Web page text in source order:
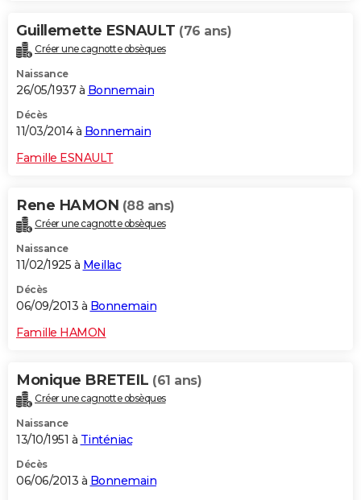
Guillemette ESNAULT (76 ans)
Créer une cagnotte obsèques
Naissance
26/05/1937 à Bonnemain
Décès
11/03/2014 à Bonnemain
Famille ESNAULT
Rene HAMON (88 ans)
Créer une cagnotte obsèques
Naissance
11/02/1925 à Meillac
Décès
06/09/2013 à Bonnemain
Famille HAMON
Monique BRETEIL (61 ans)
Créer une cagnotte obsèques
Naissance
13/10/1951 à Tinténiac
Décès
06/06/2013 à Bonnemain